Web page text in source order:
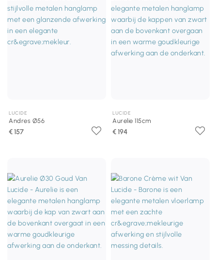
LUCIDE
Andres Ø56
€ 157
LUCIDE
Aurelie 115cm
€ 194